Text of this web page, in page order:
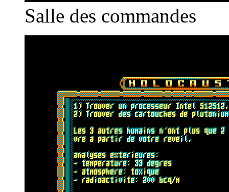
Salle des commandes